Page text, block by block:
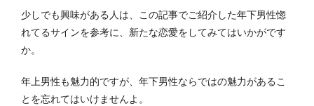
少しでも興味がある人は、この記事でご紹介した年下男性惚
れてるサインを参考に、新たな恋愛をしてみてはいかがです
か。
年上男性も魅力的ですが、年下男性ならではの魅力があるこ
とを忘れてはいけませんよ。